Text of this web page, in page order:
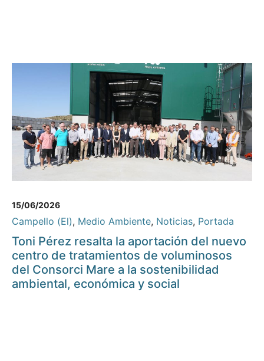
15/06/2026
Campello (El), Medio Ambiente, Noticias, Portada
Toni Pérez resalta la aportación del nuevo
centro de tratamientos de voluminosos
del Consorci Mare a la sostenibilidad
ambiental, económica y social